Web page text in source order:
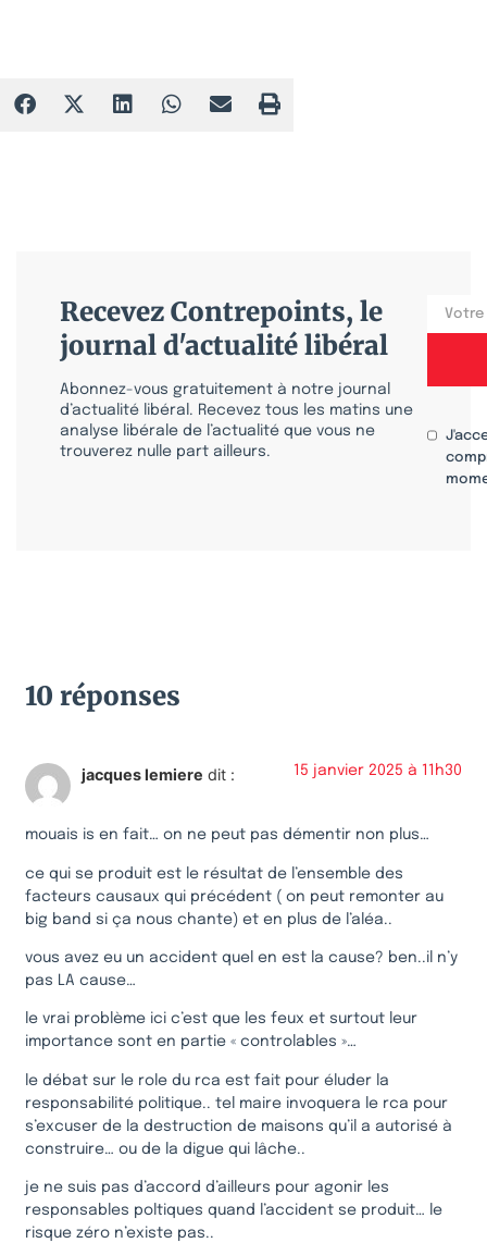
Recevez Contrepoints, le
journal d'actualité libéral
Abonnez-vous gratuitement à notre journal
d’actualité libéral. Recevez tous les matins une
analyse libérale de l’actualité que vous ne
trouverez nulle part ailleurs.
10 réponses
jacques lemiere dit : 15 janvier 2025 à 11h30
mouais is en fait… on ne peut pas démentir non plus…
ce qui se produit est le résultat de l’ensemble des
facteurs causaux qui précédent ( on peut remonter au
big band si ça nous chante) et en plus de l’aléa..
vous avez eu un accident quel en est la cause? ben..il n’y
pas LA cause…
le vrai problème ici c’est que les feux et surtout leur
importance sont en partie « controlables »…
le débat sur le role du rca est fait pour éluder la
responsabilité politique.. tel maire invoquera le rca pour
s’excuser de la destruction de maisons qu’il a autorisé à
construire… ou de la digue qui lâche..
je ne suis pas d’accord d’ailleurs pour agonir les
responsables poltiques quand l’accident se produit… le
risque zéro n’existe pas..